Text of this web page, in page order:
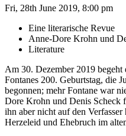
Fri, 28th June 2019, 8:00 pm
Eine literarische Revue
Anne-Dore Krohn und
Literature
Am 30. Dezember 2019
Fontanes 200. Geburtstag, die
begonnen; mehr Fontane war
Dore Krohn und Denis Scheck
ihn aber nicht auf den
Herzeleid und Ehebruch im